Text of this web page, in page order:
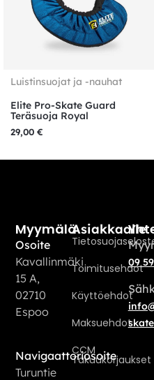
Luistinsuojat ja -nauhat
Elite Pro-Skate Guard
Teräsuoja Royal
29,00 €
Asiakkaalle
Toimitusehdot
Käyttöehdot
Maksuehdot
CCM
Takuukorjaukset
Myymälä
Osoite
Kavallinmäki
15 A,
02710
Espoo
Navigaattoriosoite
Turuntie
09